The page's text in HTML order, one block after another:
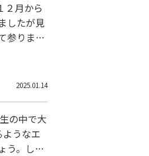
２月から
したが見
参りま
2025.01.14
の中で大
うなエ
う。しか